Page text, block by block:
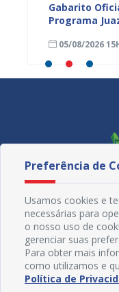
Gabarito
Programa
05/08/2026
Preferência de
Usamos cookies e
necessárias para
o nosso uso de
gerenciar suas
Para obter mais
como utilizamos e
Política de